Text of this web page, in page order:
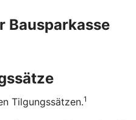
Bausparkasse
Tilgungssätzen.1